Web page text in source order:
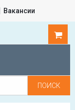
Вакансии